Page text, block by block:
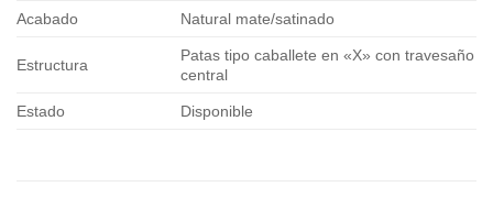
Acabado Natural mate/satinado
Estructura
Patas tipo caballete en «X» con travesaño
central
Estado Disponible